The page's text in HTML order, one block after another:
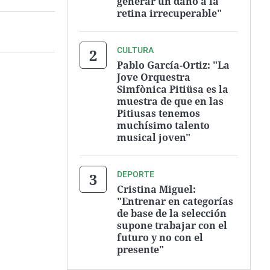
retina irrecuperable"
CULTURA
Pablo García-Ortiz: "La
Jove Orquestra
Simfònica Pitiüsa es la
muestra de que en las
Pitiusas tenemos
muchísimo talento
musical joven"
DEPORTE
Cristina Miguel:
"Entrenar en categorías
de base de la selección
supone trabajar con el
futuro y no con el
presente"